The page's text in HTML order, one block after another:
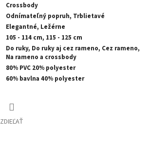
Crossbody
Odnímateľný popruh, Trblietavé
Elegantné, Ležérne
105 - 114 cm, 115 - 125 cm
Do ruky, Do ruky aj cez rameno, Cez rameno,
Na rameno a crossbody
80% PVC 20% polyester
60% bavlna 40% polyester
ZDIEĽAŤ